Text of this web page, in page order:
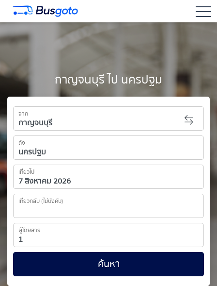
กาญจนบุรี ไป นครปฐม
จาก
ถึง
เที่ยวไป
เที่ยวกลับ (ไม่บังคับ)
ผู้โดยสาร
ค้นหา